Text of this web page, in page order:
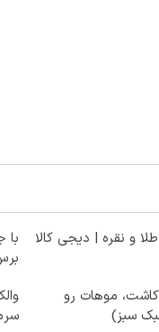
و نقره | دیجی کالا
موهات رو
سبز)